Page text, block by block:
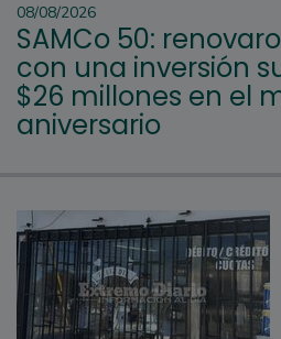
08/08/2026
SAMCo 50:
con una inversión
$26 millones en el
aniversario